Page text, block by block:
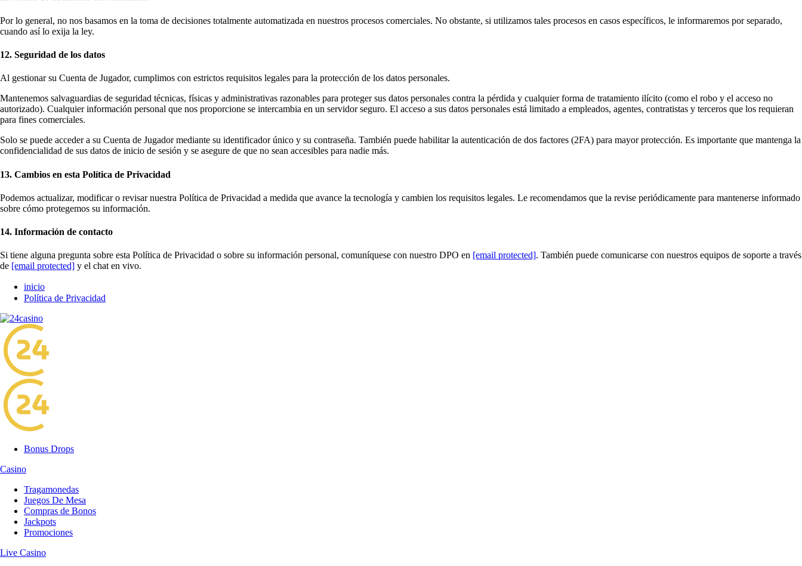
Por lo general, no nos basamos en la toma de decisiones totalmente automatizada en nuestros procesos comerciales. No obstante, si utilizamos tales procesos en casos específicos, le informaremos por separado,
cuando así lo exija la ley.
12. Seguridad de los datos
Al gestionar su Cuenta de Jugador, cumplimos con estrictos requisitos legales para la protección de los datos personales.
Mantenemos salvaguardias de seguridad técnicas, físicas y administrativas razonables para proteger sus datos personales contra la pérdida y cualquier forma de tratamiento ilícito (como el robo y el acceso no
autorizado). Cualquier información personal que nos proporcione se intercambia en un servidor seguro. El acceso a sus datos personales está limitado a empleados, agentes, contratistas y terceros que los requieran
para fines comerciales.
Solo se puede acceder a su Cuenta de Jugador mediante su identificador único y su contraseña. También puede habilitar la autenticación de dos factores (2FA) para mayor protección. Es importante que mantenga la
confidencialidad de sus datos de inicio de sesión y se asegure de que no sean accesibles para nadie más.
13. Cambios en esta Política de Privacidad
Podemos actualizar, modificar o revisar nuestra Política de Privacidad a medida que avance la tecnología y cambien los requisitos legales. Le recomendamos que la revise periódicamente para mantenerse informado
sobre cómo protegemos su información.
14. Información de contacto
Si tiene alguna pregunta sobre esta Política de Privacidad o sobre su información personal, comuníquese con nuestro DPO en [email protected]. También puede comunicarse con nuestros equipos de soporte a través
de [email protected] y el chat en vivo.
inicio
Política de Privacidad
Bonus Drops
Casino
Tragamonedas
Juegos De Mesa
Compras de Bonos
Jackpots
Promociones
Live Casino